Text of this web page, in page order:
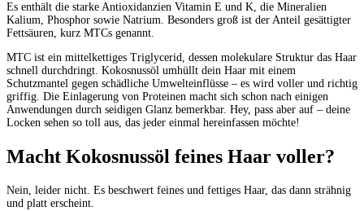
Es enthält die starke Antioxidanzien Vitamin E und K, die Mineralien
Kalium, Phosphor sowie Natrium. Besonders groß ist der Anteil gesättigter
Fettsäuren, kurz MTCs genannt.
MTC ist ein mittelkettiges Triglycerid, dessen molekulare Struktur das Haar
schnell durchdringt. Kokosnussöl umhüllt dein Haar mit einem
Schutzmantel gegen schädliche Umwelteinflüsse – es wird voller und richtig
griffig. Die Einlagerung von Proteinen macht sich schon nach einigen
Anwendungen durch seidigen Glanz bemerkbar. Hey, pass aber auf – deine
Locken sehen so toll aus, das jeder einmal hereinfassen möchte!
Macht Kokosnussöl feines Haar voller?
Nein, leider nicht. Es beschwert feines und fettiges Haar, das dann strähnig
und platt erscheint.